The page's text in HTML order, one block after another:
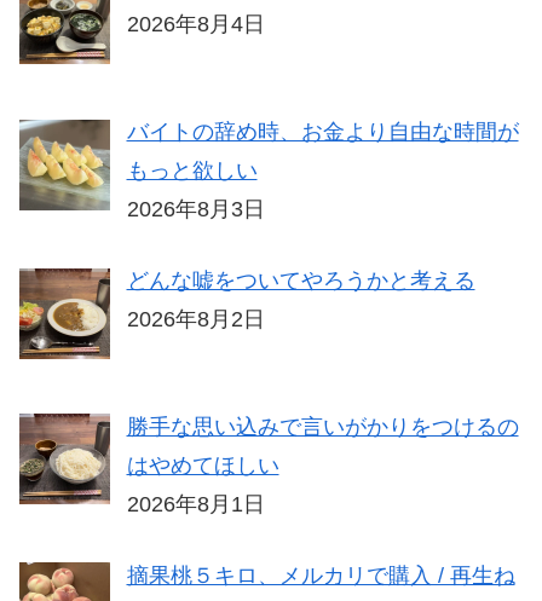
2026年8月4日
バイトの辞め時、お金より自由な時間が
もっと欲しい
2026年8月3日
どんな嘘をついてやろうかと考える
2026年8月2日
勝手な思い込みで言いがかりをつけるの
はやめてほしい
2026年8月1日
摘果桃５キロ、メルカリで購入 / 再生ね